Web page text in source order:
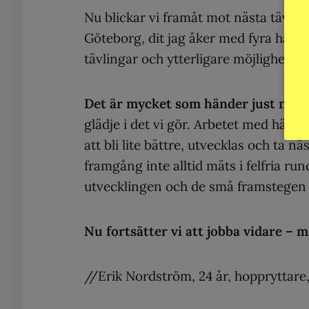
Nu blickar vi framåt mot nästa
Göteborg, dit jag åker med fyra
tävlingar och ytterligare möjligheter
Det är mycket som händer just nu,
glädje i det vi gör. Arbetet med
att bli lite bättre, utvecklas och ta
framgång inte alltid mäts i felfria
utvecklingen och de små
Nu fortsätter vi att jobba vidare –
//Erik Nordström, 24 år,